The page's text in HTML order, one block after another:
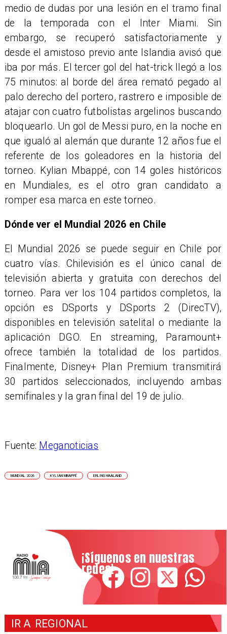
medio de dudas por una lesión en el tramo final
de la temporada con el Inter Miami. Sin
embargo, se recuperó satisfactoriamente y
desde el amistoso previo ante Islandia avisó que
iba por más. El tercer gol del hat-trick llegó a los
75 minutos: al borde del área remató pegado al
palo derecho del portero, rastrero e imposible de
atajar con cuatro futbolistas argelinos buscando
bloquearlo. Un gol de Messi puro, en la noche en
que igualó al alemán que durante 12 años fue el
referente de los goleadores en la historia del
torneo. Kylian Mbappé, con 14 goles históricos
en Mundiales, es el otro gran candidato a
romper esa marca en este torneo.
Dónde ver el Mundial 2026 en Chile
El Mundial 2026 se puede seguir en Chile por
cuatro vías. Chilevisión es el único canal de
televisión abierta y gratuita con derechos del
torneo. Para ver los 104 partidos completos, la
opción es DSports y DSports 2 (DirecTV),
disponibles en televisión satelital o mediante la
aplicación DGO. En streaming, Paramount+
ofrece también la totalidad de los partidos.
Finalmente, Disney+ Plan Premium transmitirá
30 partidos seleccionados, incluyendo ambas
semifinales y la gran final del 19 de julio.
Fuente: Meganoticias
MUNDIAL 2026 KYLIAN MBAPPÉ ERLING HAALAND
¡Síguenos en nuestras
redes!
IR A REGIONAL